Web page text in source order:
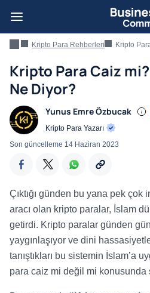
Kripto Para Rehberleri Kripto
Kripto Para Caiz
Ne Diyor?
Yunus Emre Özbucak
Kripto Para Yazarı
Son güncelleme 14 Haziran 2023
Çıktığı günden bu yana pek çok
aracı olan kripto paralar, İslam
getirdi. Kripto paralar günden
yaygınlaşıyor ve dini
tanıştıkları bu sistemin İslam’a
para caiz mi değil mi konusunda